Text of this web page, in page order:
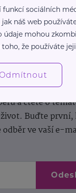
i sdílení
a čtěte o
Buďte první,
ve vaší e-
sociálních
náš web
údaje mohou
že používáte
Odmítnout